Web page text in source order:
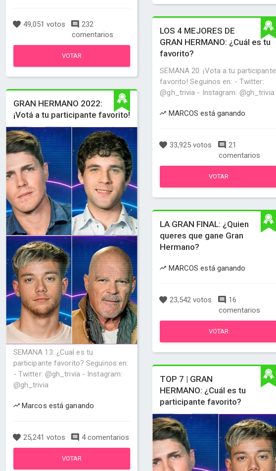
49,051 votos
232
comentarios
VOTAR
GRAN HERMANO 2022:
¡Votá a tu participante favorito!
SEMANA 13: ¿Cual es tu
participante favorito? Seguinos en:
- Twitter: @gh_trivia - Instagram:
@gh_trivia
Marcos está ganando
25,241 votos 4 comentarios
VOTAR
LOS 4 MEJORES DE
GRAN HERMANO: ¿Cuál es tu
favorito?
SEMANA 20: ¡Vota a tu participante
favorito! Seguinos en: - Twitter:
@gh_trivia - Instagram: @gh_trivia
MARCOS está ganando
33,925 votos
21
comentarios
VOTAR
LA GRAN FINAL: ¿Quien
queres que gane Gran
Hermano?
MARCOS está ganando
23,542 votos
16
comentarios
VOTAR
TOP 7 | GRAN
HERMANO: ¿Cuál es tu
participante favorito?